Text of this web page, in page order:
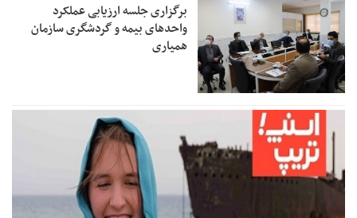
برگزاری جلسه ارزیابی عملکرد
واحدهای بیمه و گردشگری سازمان
همیاری